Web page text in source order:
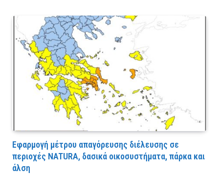
Εφαρμογή μέτρου απαγόρευσης διέλευσης σε
περιοχές NATURA, δασικά οικοσυστήματα, πάρκα και
άλση